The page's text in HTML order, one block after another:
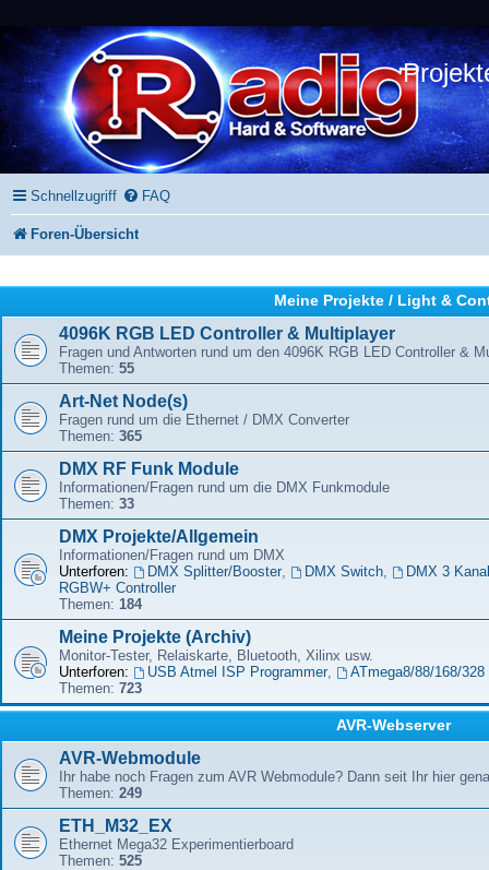
Schnellzugriff FAQ
Foren-Übersicht
Meine Projekte / Light &
4096K RGB LED Controller & Multiplayer
Fragen und Antworten rund um den 4096K RGB LED Controller &
Themen: 55
Art-Net Node(s)
Fragen rund um die Ethernet / DMX Converter
Themen: 365
DMX RF Funk Module
Informationen/Fragen rund um die DMX Funkmodule
Themen: 33
DMX Projekte/Allgemein
Informationen/Fragen rund um DMX
Unterforen:
DMX Splitter/Booster, DMX Switch,
DMX 3
RGBW+ Controller
Themen: 184
Meine Projekte (Archiv)
Monitor-Tester, Relaiskarte, Bluetooth, Xilinx usw.
Unterforen:
USB Atmel ISP Programmer,
ATmega8/88/168/
Themen: 723
AVR-Webserver
AVR-Webmodule
Ihr habe noch Fragen zum AVR Webmodule? Dann seit Ihr hier
Themen: 249
ETH_M32_EX
Ethernet Mega32 Experimentierboard
Themen: 525